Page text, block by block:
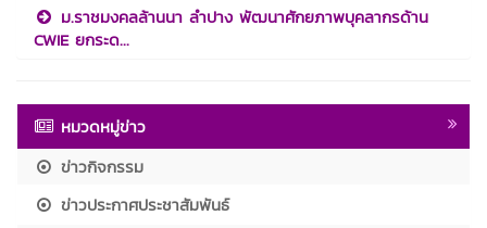
ม.ราชมงคลล้านนา ลำปาง พัฒนาศักยภาพบุคลากรด้าน
CWIE ยกระด...
หมวดหมู่ข่าว
ข่าวกิจกรรม
ข่าวประกาศประชาสัมพันธ์